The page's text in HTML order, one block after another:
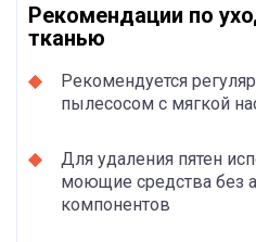
Рекомендации по
тканью
Рекомендуется
пылесосом с мягкой
Для удаления пятен
моющие средства без
компонентов